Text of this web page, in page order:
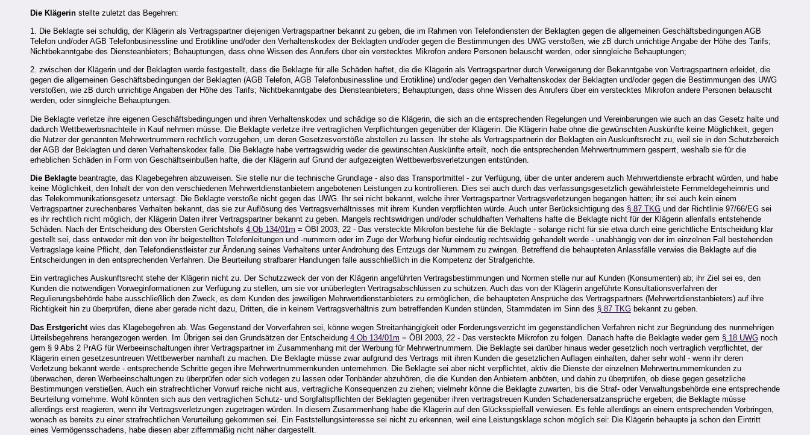
Die Klägerin stellte zuletzt das Begehren:
1. Die Beklagte sei schuldig, der Klägerin als Vertragspartner diejenigen Vertragspartner bekannt zu geben, die im Rahmen von Telefondiensten der Beklagten gegen die allgemeinen Geschäftsbedingungen AGB
Telefon und/oder AGB Telefonbusinessline und Erotikline und/oder den Verhaltenskodex der Beklagten und/oder gegen die Bestimmungen des UWG verstoßen, wie zB durch unrichtige Angabe der Höhe des Tarifs;
Nichtbekanntgabe des Diensteanbieters; Behauptungen, dass ohne Wissen des Anrufers über ein verstecktes Mikrofon andere Personen belauscht werden, oder sinngleiche Behauptungen;
2. zwischen der Klägerin und der Beklagten werde festgestellt, dass die Beklagte für alle Schäden haftet, die die Klägerin als Vertragspartner durch Verweigerung der Bekanntgabe von Vertragspartnern erleidet, die
gegen die allgemeinen Geschäftsbedingungen der Beklagten (AGB Telefon, AGB Telefonbusinessline und Erotikline) und/oder gegen den Verhaltenskodex der Beklagten und/oder gegen die Bestimmungen des UWG
verstoßen, wie zB durch unrichtige Angaben der Höhe des Tarifs; Nichtbekanntgabe des Diensteanbieters; Behauptungen, dass ohne Wissen des Anrufers über ein verstecktes Mikrofon andere Personen belauscht
werden, oder sinngleiche Behauptungen.
Die Beklagte verletze ihre eigenen Geschäftsbedingungen und ihren Verhaltenskodex und schädige so die Klägerin, die sich an die entsprechenden Regelungen und Vereinbarungen wie auch an das Gesetz halte und
dadurch Wettbewerbsnachteile in Kauf nehmen müsse. Die Beklagte verletze ihre vertraglichen Verpflichtungen gegenüber der Klägerin. Die Klägerin habe ohne die gewünschten Auskünfte keine Möglichkeit, gegen
die Nutzer der genannten Mehrwertnummern rechtlich vorzugehen, um deren Gesetzesverstöße abstellen zu lassen. Ihr stehe als Vertragspartnerin der Beklagten ein Auskunftsrecht zu, weil sie in den Schutzbereich
der AGB der Beklagten und deren Verhaltenskodex falle. Die Beklagte habe vertragswidrig weder die gewünschten Auskünfte erteilt, noch die entsprechenden Mehrwertnummern gesperrt, weshalb sie für die
erheblichen Schäden in Form von Geschäftseinbußen hafte, die der Klägerin auf Grund der aufgezeigten Wettbewerbsverletzungen entstünden.
Die Beklagte beantragte, das Klagebegehren abzuweisen. Sie stelle nur die technische Grundlage - also das Transportmittel - zur Verfügung, über die unter anderem auch Mehrwertdienste erbracht würden, und habe
keine Möglichkeit, den Inhalt der von den verschiedenen Mehrwertdienstanbietern angebotenen Leistungen zu kontrollieren. Dies sei auch durch das verfassungsgesetzlich gewährleistete Fernmeldegeheimnis und
das Telekommunikationsgesetz untersagt. Die Beklagte verstoße nicht gegen das UWG. Ihr sei nicht bekannt, welche ihrer Vertragspartner Vertragsverletzungen begangen hätten; ihr sei auch kein einem
Vertragspartner zurechenbares Verhalten bekannt, das sie zur Auflösung des Vertragsverhältnisses mit ihrem Kunden verpflichten würde. Auch unter Berücksichtigung des § 87 TKG und der Richtlinie 97/66/EG sei
es ihr rechtlich nicht möglich, der Klägerin Daten ihrer Vertragspartner bekannt zu geben. Mangels rechtswidrigen und/oder schuldhaften Verhaltens hafte die Beklagte nicht für der Klägerin allenfalls entstehende
Schäden. Nach der Entscheidung des Obersten Gerichtshofs 4 Ob 134/01m = ÖBl 2003, 22 - Das versteckte Mikrofon bestehe für die Beklagte - solange nicht für sie etwa durch eine gerichtliche Entscheidung klar
gestellt sei, dass entweder mit den von ihr beigestellten Telefonleitungen und -nummern oder im Zuge der Werbung hiefür eindeutig rechtswidrig gehandelt werde - unabhängig von der im einzelnen Fall bestehenden
Vertragslage keine Pflicht, den Telefondienstleister zur Änderung seines Verhaltens unter Androhung des Entzugs der Nummern zu zwingen. Betreffend die behaupteten Anlassfälle verwies die Beklagte auf die
Entscheidungen in den entsprechenden Verfahren. Die Beurteilung strafbarer Handlungen falle ausschließlich in die Kompetenz der Strafgerichte.
Ein vertragliches Auskunftsrecht stehe der Klägerin nicht zu. Der Schutzzweck der von der Klägerin angeführten Vertragsbestimmungen und Normen stelle nur auf Kunden (Konsumenten) ab; ihr Ziel sei es, den
Kunden die notwendigen Vorweginformationen zur Verfügung zu stellen, um sie vor unüberlegten Vertragsabschlüssen zu schützen. Auch das von der Klägerin angeführte Konsultationsverfahren der
Regulierungsbehörde habe ausschließlich den Zweck, es dem Kunden des jeweiligen Mehrwertdienstanbieters zu ermöglichen, die behaupteten Ansprüche des Vertragspartners (Mehrwertdienstanbieters) auf ihre
Richtigkeit hin zu überprüfen, diene aber gerade nicht dazu, Dritten, die in keinem Vertragsverhältnis zum betreffenden Kunden stünden, Stammdaten im Sinn des § 87 TKG bekannt zu geben.
Das Erstgericht wies das Klagebegehren ab. Was Gegenstand der Vorverfahren sei, könne wegen Streitanhängigkeit oder Forderungsverzicht im gegenständlichen Verfahren nicht zur Begründung des nunmehrigen
Urteilsbegehrens herangezogen werden. Im Übrigen sei den Grundsätzen der Entscheidung 4 Ob 134/01m = ÖBl 2003, 22 - Das versteckte Mikrofon zu folgen. Danach hafte die Beklagte weder gem § 18 UWG noch
gem § 9 Abs 2 PrAG für Werbeeinschaltungen ihrer Vertragspartner im Zusammenhang mit der Werbung für Mehrwertnummern. Die Beklagte sei darüber hinaus weder gesetzlich noch vertraglich verpflichtet, der
Klägerin einen gesetzesuntreuen Wettbewerber namhaft zu machen. Die Beklagte müsse zwar aufgrund des Vertrags mit ihren Kunden die gesetzlichen Auflagen einhalten, daher sehr wohl - wenn ihr deren
Verletzung bekannt werde - entsprechende Schritte gegen ihre Mehrwertnummernkunden unternehmen. Die Beklagte sei aber nicht verpflichtet, aktiv die Dienste der einzelnen Mehrwertnummernkunden zu
überwachen, deren Werbeeinschaltungen zu überprüfen oder sich vorlegen zu lassen oder Tonbänder abzuhören, die die Kunden den Anbietern anböten, und dahin zu überprüfen, ob diese gegen gesetzliche
Bestimmungen verstießen. Auch ein strafrechtlicher Vorwurf reiche nicht aus, vertragliche Konsequenzen zu ziehen; vielmehr könne die Beklagte zuwarten, bis die Straf- oder Verwaltungsbehörde eine entsprechende
Beurteilung vornehme. Wohl könnten sich aus den vertraglichen Schutz- und Sorgfaltspflichten der Beklagten gegenüber ihren vertragstreuen Kunden Schadenersatzansprüche ergeben; die Beklagte müsse
allerdings erst reagieren, wenn ihr Vertragsverletzungen zugetragen würden. In diesem Zusammenhang habe die Klägerin auf den Glücksspielfall verwiesen. Es fehle allerdings an einem entsprechenden Vorbringen,
wonach es bereits zu einer strafrechtlichen Verurteilung gekommen sei. Ein Feststellungsinteresse sei nicht zu erkennen, weil eine Leistungsklage schon möglich sei: Die Klägerin behaupte ja schon den Eintritt
eines Vermögensschadens, habe diesen aber ziffernmäßig nicht näher dargestellt.